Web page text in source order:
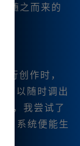
随之而来的
行创作时，
可以随时调出
，我尝试了
，系统便能生